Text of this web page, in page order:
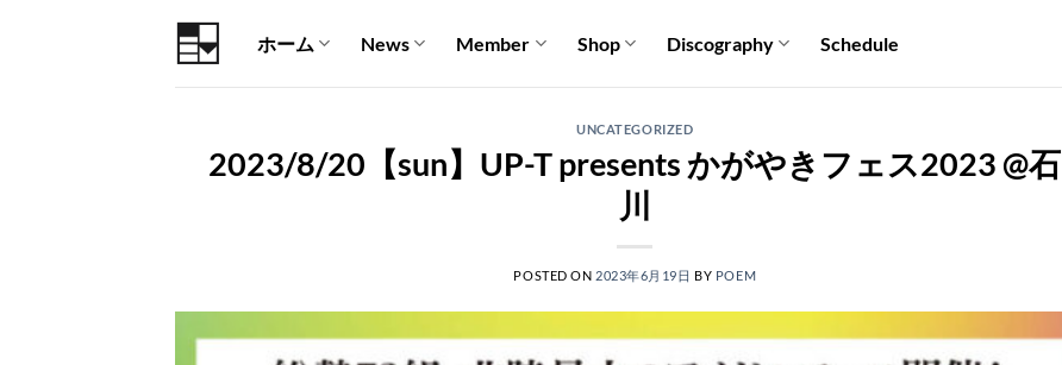
ホーム News Member Shop Discography Schedule
UNCATEGORIZED
2023/8/20【sun】UP-T presents かがやきフェス2023 @石
川
POSTED ON 2023年6月19日 BY POEM